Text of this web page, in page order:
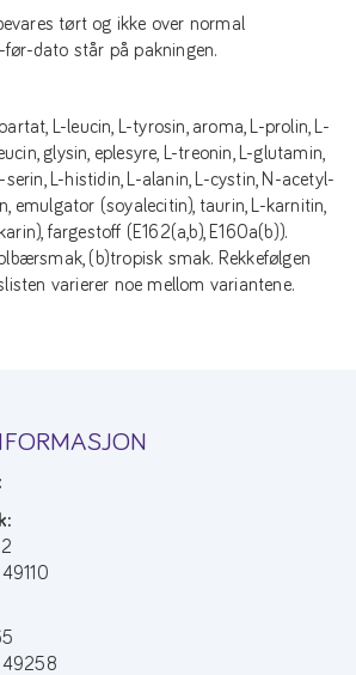
tørt og ikke over normal
dato står på pakningen.
L-leucin, L-tyrosin, aroma, L-prolin, L-
glysin, eplesyre, L-treonin, L-glutamin,
L-histidin, L-alanin, L-cystin, N-acetyl-
emulgator (soyalecitin), taurin, L-karnitin,
fargestoff (E162(a,b), E160a(b)).
(b)tropisk smak. Rekkefølgen
varierer noe mellom variantene.
49110
49258